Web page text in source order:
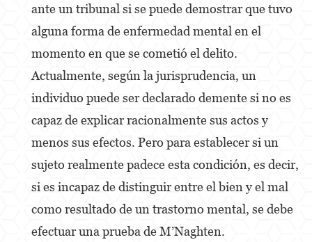
Forcible Sexual Penetration
Prostitution & Solicitation
Rape
Sexual Battery
Oral Copulation By Force/Fear
Lewd Acts With A Minor
Theft Crimes
ante un tribunal si se puede demostrar que tuvo
alguna forma de enfermedad mental en el
momento en que se cometió el delito.
Actualmente, según la jurisprudencia, un
individuo puede ser declarado demente si no es
capaz de explicar racionalmente sus actos y
menos sus efectos. Pero para establecer si un
sujeto realmente padece esta condición, es decir,
si es incapaz de distinguir entre el bien y el mal
como resultado de un trastorno mental, se debe
efectuar una prueba de M’Naghten.